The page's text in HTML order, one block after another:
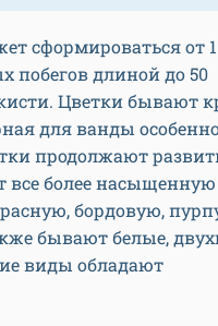
сформироваться от
побегов длиной до 50
Цветки бывают
для ванды
продолжают
более насыщенную
бордовую,
бывают белые,
виды обладают